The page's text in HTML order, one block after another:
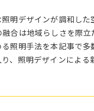
明デザインが調和し
合は地域らしさを際
照明手法を本記事で
、照明デザインによる